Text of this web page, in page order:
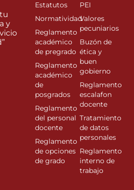
y
Estatutos
Normatividad
Reglamento
académico
de pregrado
Reglamento
académico
de
posgrados
Reglamento
del personal
docente
Reglamento
de opciones
de grado
PEI
Valores
pecuniarios
Buzón de
ética y
buen
gobierno
Reglamento
escalafon
docente
Tratamiento
de datos
personales
Reglamento
interno de
trabajo